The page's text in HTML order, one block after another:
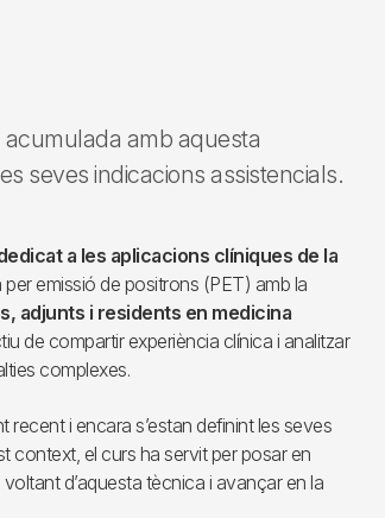
acumulada amb aquesta
seves indicacions assistencials.
a les aplicacions clíniques de la
emissió de positrons (PET) amb la
adjunts i residents en medicina
de compartir experiència clínica i analitzar
complexes.
i encara s’estan definint les seves
context, el curs ha servit per posar en
d’aquesta tècnica i avançar en la